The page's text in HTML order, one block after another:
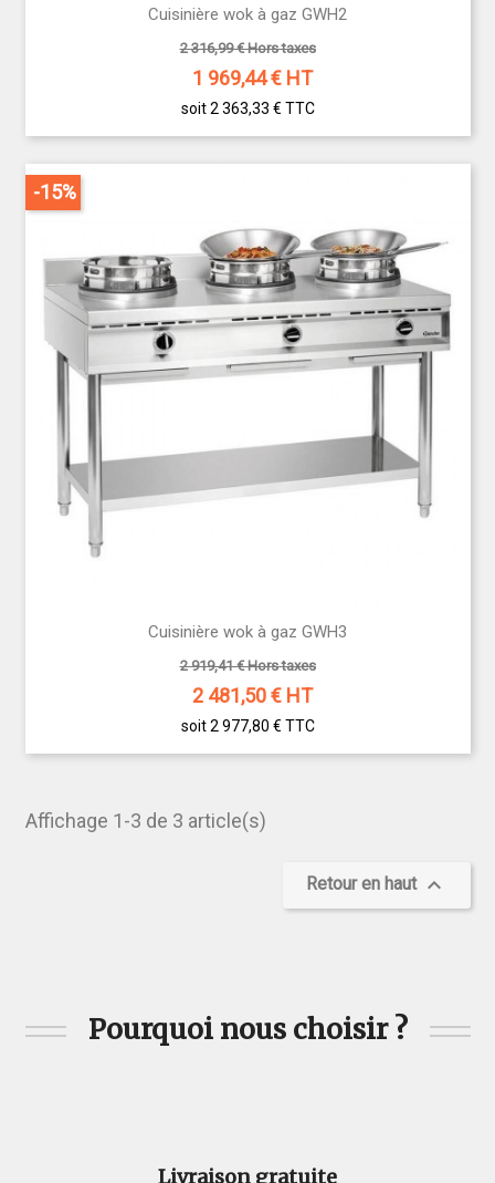
Cuisinière wok à gaz GWH2
2 316,99 € Hors taxes
1 969,44€ HT
soit 2 363,33 € TTC
Cuisinière wok à gaz GWH3
2 919,41 € Hors taxes
2 481,50€ HT
soit 2 977,80 € TTC
-15%
Affichage 1-3 de 3 article(s)
Retour en haut 
Pourquoi nous choisir ?
Livraison gratuite